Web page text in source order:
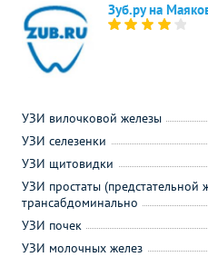
Зуб.ру на
УЗИ вилочковой железы
УЗИ селезенки
УЗИ щитовидки
УЗИ простаты (предстательной
трансабдоминально
УЗИ почек
УЗИ молочных желез